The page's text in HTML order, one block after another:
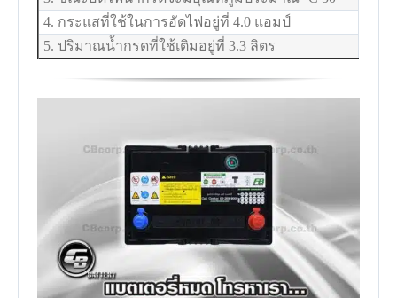
4. กระแสที่ใช้ในการอัดไฟอยู่ที่ 4.0 แอมป์
5. ปริมาณน้ำกรดที่ใช้เติมอยู่ที่ 3.3 ลิตร